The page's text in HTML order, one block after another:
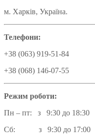
м. Харків, Україна.
Телефони:
+38 (063) 919-51-84
+38 (068) 146-07-55
Режим роботи:
Пн – пт: з 9:30 до 18:30
Сб: з 9:30 до 17:00